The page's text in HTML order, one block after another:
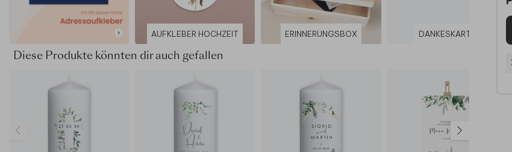
AUFKLEBER HOCHZEIT ERINNERUNGSBOX DANKESKARTE
Diese Produkte könnten dir auch gefallen